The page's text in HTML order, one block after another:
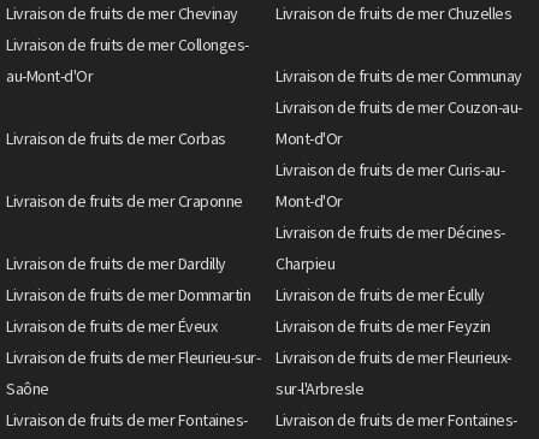
Livraison de fruits de mer Chevinay
Livraison de fruits de mer Chuzelles
Livraison de fruits de mer Collonges-
au-Mont-d'Or
Livraison de fruits de mer Communay
Livraison de fruits de mer Corbas
Livraison de fruits de mer Couzon-au-
Mont-d'Or
Livraison de fruits de mer Craponne
Livraison de fruits de mer Curis-au-
Mont-d'Or
Livraison de fruits de mer Dardilly
Livraison de fruits de mer Décines-
Charpieu
Livraison de fruits de mer Dommartin
Livraison de fruits de mer Écully
Livraison de fruits de mer Éveux
Livraison de fruits de mer Feyzin
Livraison de fruits de mer Fleurieu-sur-
Saône
Livraison de fruits de mer Fleurieux-
sur-l'Arbresle
Livraison de fruits de mer Fontaines-
Livraison de fruits de mer Fontaines-